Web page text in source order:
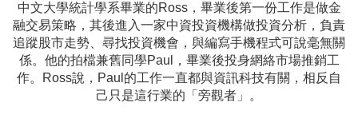
中文大學統計學系畢業的Ross，畢業後第一份工作是做金
融交易策略，其後進入一家中資投資機構做投資分析，負責
追蹤股市走勢、尋找投資機會，與編寫手機程式可說毫無關
係。他的拍檔兼舊同學Paul，畢業後投身網絡市場推銷工
作。Ross說，Paul的工作一直都與資訊科技有關，相反自
己只是這行業的「旁觀者」。